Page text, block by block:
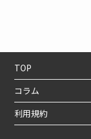
TOP
コラム
利用規約